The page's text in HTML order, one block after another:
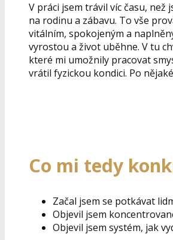
V práci jsem trávil víc času,
na rodinu a zábavu. To vše
vitálním, spokojeným a
vyrostou a život uběhne. V tu
které mi umožnily pracovat
vrátil fyzickou kondici. Po
Co mi tedy
Začal jsem se potkávat
Objevil jsem
Objevil jsem systém, jak